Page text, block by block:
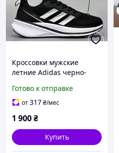
Кроссовки мужские
летние Adidas черно-
28,5см)
Готово к отправке
от317₴/мес
1 900₴
Купить